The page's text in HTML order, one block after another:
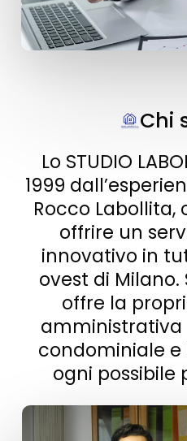
Chi
Lo STUDIO
1999
Rocco Labollita,
offrire un
innovativo in
ovest di
offre la
amministrativa
condominiale e
ogni possibile